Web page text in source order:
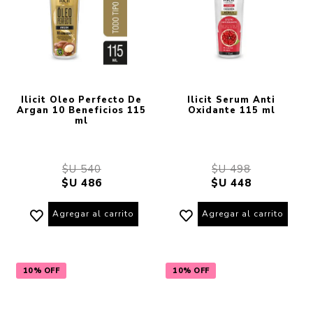
Ilicit Oleo Perfecto De
Argan 10 Beneficios 115
ml
$U 540
$U 486
Agregar al carrito
Ilicit Serum Anti
Oxidante 115 ml
$U 498
$U 448
Agregar al carrito
10% OFF 10% OFF